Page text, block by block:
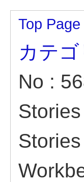
Top Page
カテ
No :